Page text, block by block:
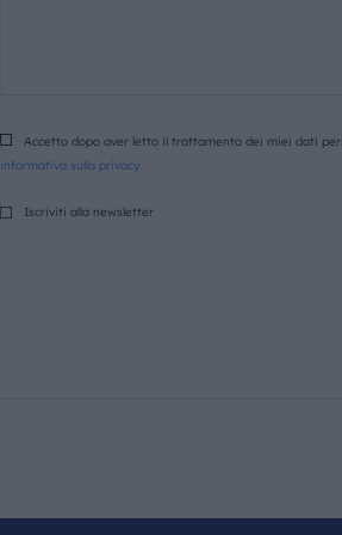
Accetto dopo aver letto il trattamento dei miei dati
informativa sulla privacy
Iscriviti alla newsletter